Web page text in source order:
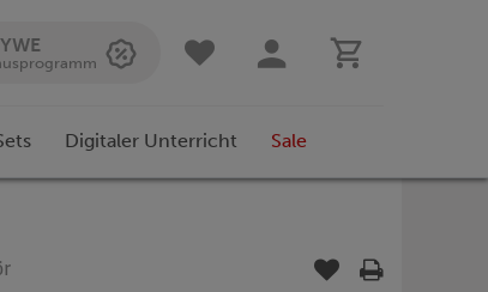
Digitaler Unterricht Sale